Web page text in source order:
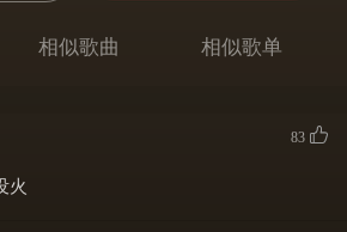
相似歌曲 相似歌单
83
火